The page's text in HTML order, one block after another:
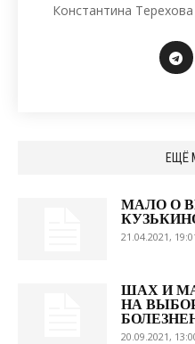
Константина
ЕЩЁ
МАЛО О
21.04.2021,
ШАХ И
НА
20.09.2021,